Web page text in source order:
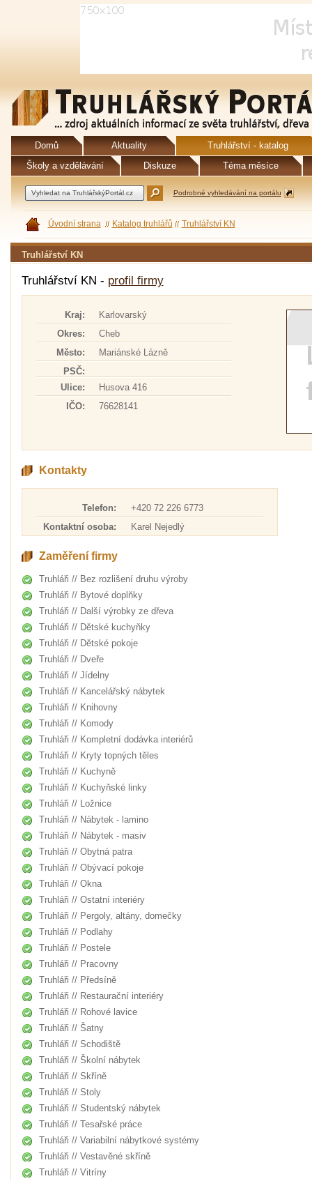
Domů Aktuality
Truhlářství - katalog
Školy a vzdělávání
Diskuze Téma měsíce
Podrobné vyhledávání na portálu
Úvodní strana Katalog truhlářů Truhlářství KN
Truhlářství KN
Truhlářství KN - profil firmy
Kraj:
Karlovarský
Okres:
Cheb
Město:
Mariánské Lázně
PSČ:
Ulice:
Husova 416
IČO:
76628141
Kontakty
Telefon:
+420 72 226 6773
Kontaktní osoba:
Karel Nejedlý
Zaměření firmy
Truhláři // Bez rozlišení druhu výroby
Truhláři // Bytové doplňky
Truhláři // Další výrobky ze dřeva
Truhláři // Dětské kuchyňky
Truhláři // Dětské pokoje
Truhláři // Dveře
Truhláři // Jídelny
Truhláři // Kancelářský nábytek
Truhláři // Knihovny
Truhláři // Komody
Truhláři // Kompletní dodávka interiérů
Truhláři // Kryty topných těles
Truhláři // Kuchyně
Truhláři // Kuchyňské linky
Truhláři // Ložnice
Truhláři // Nábytek - lamino
Truhláři // Nábytek - masiv
Truhláři // Obytná patra
Truhláři // Obývací pokoje
Truhláři // Okna
Truhláři // Ostatní interiéry
Truhláři // Pergoly, altány, domečky
Truhláři // Podlahy
Truhláři // Postele
Truhláři // Pracovny
Truhláři // Předsíně
Truhláři // Restaurační interiéry
Truhláři // Rohové lavice
Truhláři // Šatny
Truhláři // Schodiště
Truhláři // Školní nábytek
Truhláři // Skříně
Truhláři // Stoly
Truhláři // Studentský nábytek
Truhláři // Tesařské práce
Truhláři // Variabilní nábytkové systémy
Truhláři // Vestavěné skříně
Truhláři // Vitríny